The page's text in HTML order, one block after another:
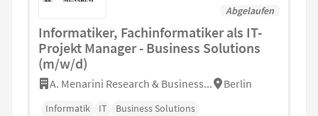
Abgelaufen
Informatiker, Fachinformatiker als IT-
Projekt Manager - Business Solutions
(m/w/d)
A. Menarini Research & Business... Berlin
Informatik IT
Business Solutions